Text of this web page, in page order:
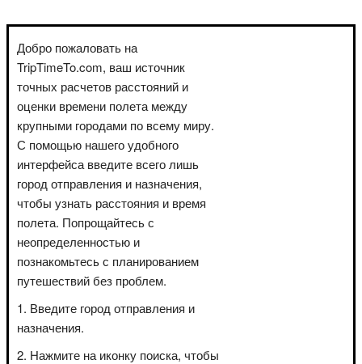
Добро пожаловать на
TripTimeTo.com, ваш источник
точных расчетов расстояний и
оценки времени полета между
крупными городами по всему миру.
С помощью нашего удобного
интерфейса введите всего лишь
город отправления и назначения,
чтобы узнать расстояния и время
полета. Попрощайтесь с
неопределенностью и
познакомьтесь с планированием
путешествий без проблем.
Введите город отправления и
назначения.
Нажмите на иконку поиска, чтобы